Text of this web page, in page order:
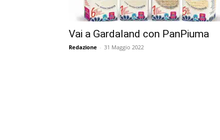
Vai a Gardaland con PanPiuma
Redazione - 31 Maggio 2022